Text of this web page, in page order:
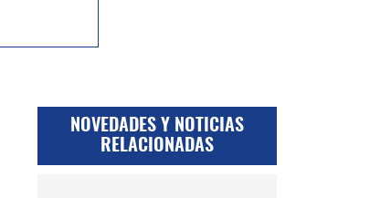
NOVEDADES Y NOTICIAS
RELACIONADAS